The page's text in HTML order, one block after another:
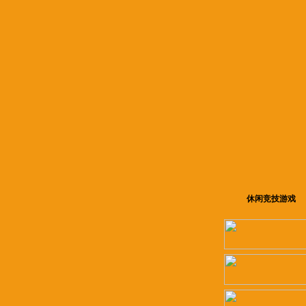
休闲竞技游戏